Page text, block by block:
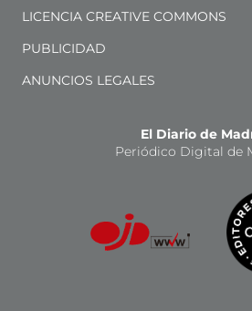
LICENCIA CREATIVE COMMONS
PUBLICIDAD
ANUNCIOS LEGALES
El Diario de
Periódico Digital de